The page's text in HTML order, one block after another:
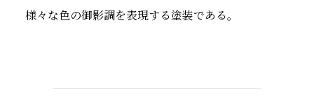
様々な色の御影調を表現する塗装である。